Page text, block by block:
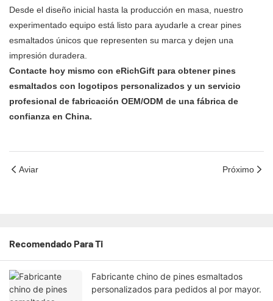
Desde el diseño inicial hasta la producción en masa, nuestro
experimentado equipo está listo para ayudarle a crear pines
esmaltados únicos que representen su marca y dejen una
impresión duradera.
Contacte hoy mismo con eRichGift para obtener pines
esmaltados con logotipos personalizados y un servicio
profesional de fabricación OEM/ODM de una fábrica de
confianza en China.
Aviar Próximo
Recomendado Para Ti
Fabricante chino de pines esmaltados
personalizados para pedidos al por mayor.